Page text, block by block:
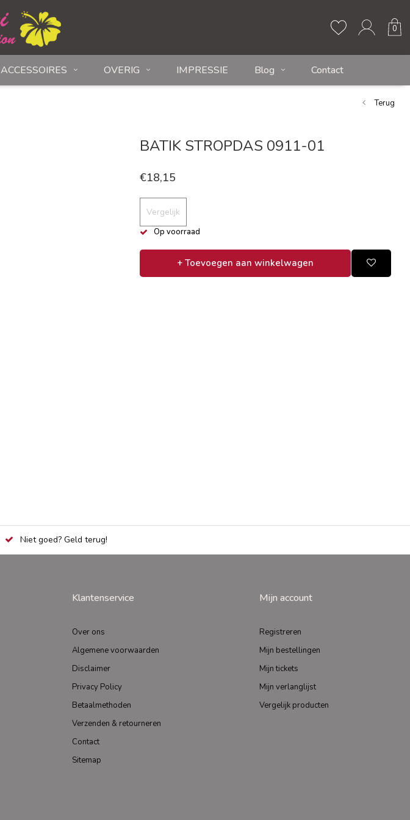
0
ACCESSOIRES OVERIG IMPRESSIE Blog Contact
Terug
BATIK STROPDAS 0911-01
€18,15
Vergelijk
Op voorraad
+ Toevoegen aan winkelwagen
Niet goed? Geld terug!
Klantenservice
Over ons
Algemene voorwaarden
Disclaimer
Privacy Policy
Betaalmethoden
Verzenden & retourneren
Contact
Sitemap
Mijn account
Registreren
Mijn bestellingen
Mijn tickets
Mijn verlanglijst
Vergelijk producten